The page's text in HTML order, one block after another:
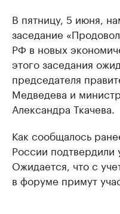
В пятницу, 5 июня,
заседание
РФ в новых
этого заседания
председателя
Медведева и
Александра Ткачева.
Как сообщалось
России подтвердили
Ожидается, что с
в форуме примут